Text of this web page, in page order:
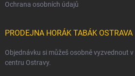
Ochrana osobních údajů
PRODEJNA HORÁK TABÁK OSTRAVA
Objednávku si můžeš osobně vyzvednout
centru Ostravy.